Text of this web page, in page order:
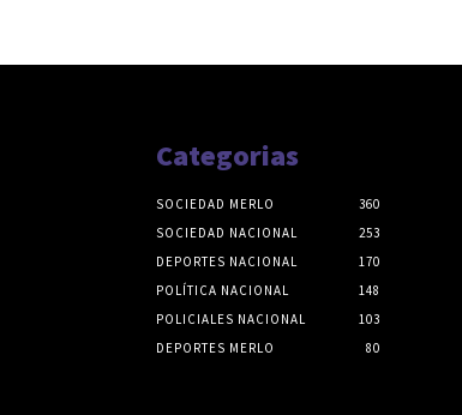
Categorias
SOCIEDAD MERLO
360
SOCIEDAD NACIONAL
253
DEPORTES NACIONAL
170
POLÍTICA NACIONAL
148
POLICIALES NACIONAL
103
DEPORTES MERLO
80